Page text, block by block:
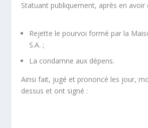
Statuant publiquement, après en avoir
Rejette le pourvoi formé par la
S.A. ;
La condamne aux dépens.
Ainsi fait, jugé et prononcé les jour,
dessus et ont signé :